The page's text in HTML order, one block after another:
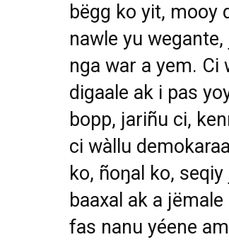
bëgg ko yit, mooy
nawle yu
nga war a yem. Ci
digaale ak i pas
bopp, jariñu ci,
ci wàllu
ko, ñoŋal ko,
baaxal ak a
fas nanu yéene